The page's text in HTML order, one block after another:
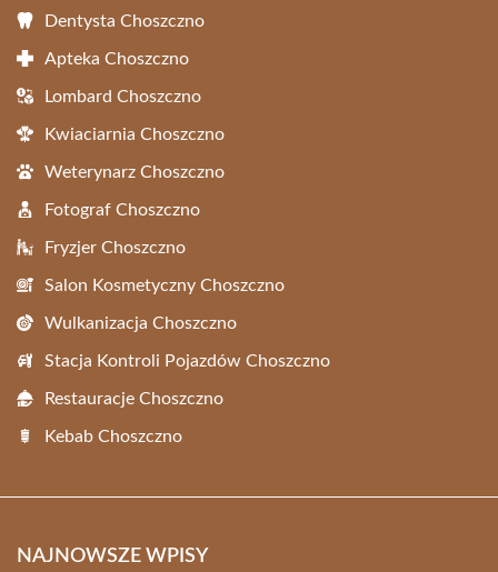
Dentysta Choszczno
Apteka Choszczno
Lombard Choszczno
Kwiaciarnia Choszczno
Weterynarz Choszczno
Fotograf Choszczno
Fryzjer Choszczno
Salon Kosmetyczny Choszczno
Wulkanizacja Choszczno
Stacja Kontroli Pojazdów Choszczno
Restauracje Choszczno
Kebab Choszczno
NAJNOWSZE WPISY